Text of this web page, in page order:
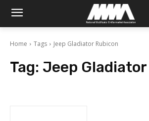
Home Tags Jeep Gladiator Rubicon
Tag: Jeep